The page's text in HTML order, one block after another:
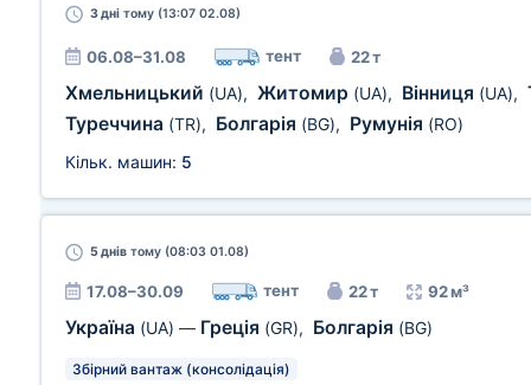
3 дні тому (13:07 02.08)
06.08–31.08 тент 22 т
Хмельницький (UA), Житомир (UA), Вінниця (UA),
Туреччина (TR), Болгарія (BG), Румунія (RO)
Кільк. машин: 5
5 днів тому (08:03 01.08)
17.08–30.09 тент 22 т 92 м³
Україна (UA) — Греція (GR), Болгарія (BG)
Збірний вантаж (консолідація)